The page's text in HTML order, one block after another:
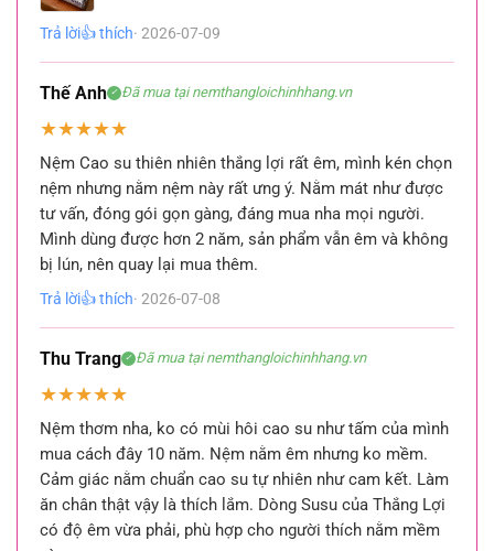
Trả lời👍 thích· 2026-07-09
Thế Anh ✓ Đã mua tại nemthangloichinhhang.vn
★★★★★
Nệm Cao su thiên nhiên thắng lợi rất êm, mình kén chọn
nệm nhưng nằm nệm này rất ưng ý. Nằm mát như được
tư vấn, đóng gói gọn gàng, đáng mua nha mọi người.
Mình dùng được hơn 2 năm, sản phẩm vẫn êm và không
bị lún, nên quay lại mua thêm.
Trả lời👍 thích· 2026-07-08
Thu Trang ✓ Đã mua tại nemthangloichinhhang.vn
★★★★★
Nệm thơm nha, ko có mùi hôi cao su như tấm của mình
mua cách đây 10 năm. Nệm nằm êm nhưng ko mềm.
Cảm giác nằm chuẩn cao su tự nhiên như cam kết. Làm
ăn chân thật vậy là thích lắm. Dòng Susu của Thắng Lợi
có độ êm vừa phải, phù hợp cho người thích nằm mềm